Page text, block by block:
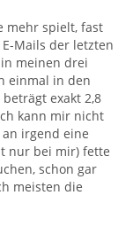
mehr spielt, fast
Mails der letzten
meinen drei
einmal in den
exakt 2,8
kann mir nicht
irgend eine
nur bei mir) fette
schon gar
meisten die